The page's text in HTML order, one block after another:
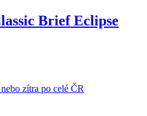
Brief Eclipse
zítra po celé ČR